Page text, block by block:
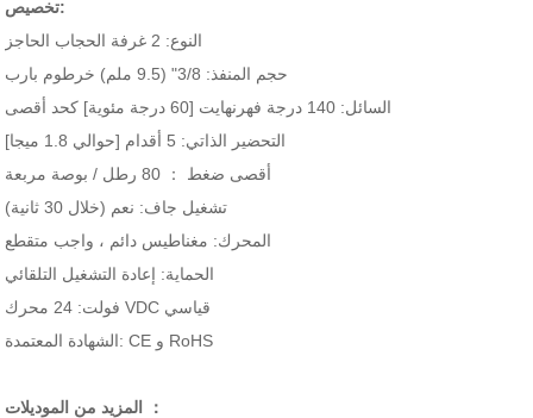
تخصيص:
السائل: 140 درجة فهرنهايت [60 درجة مئوية] كحد أقصى
التحضير الذاتي: 5 أقدام [حوالي 1.8 ميجا]
أقصى ضغط ： 80 رطل / بوصة مربعة
تشغيل جاف: نعم (خلال 30 ثانية)
الحماية: إعادة التشغيل التلقائي
فولت: 24 محرك VDC قياسي
الشهادة المعتمدة: CE و RoHS
المزيد من الموديلات ：